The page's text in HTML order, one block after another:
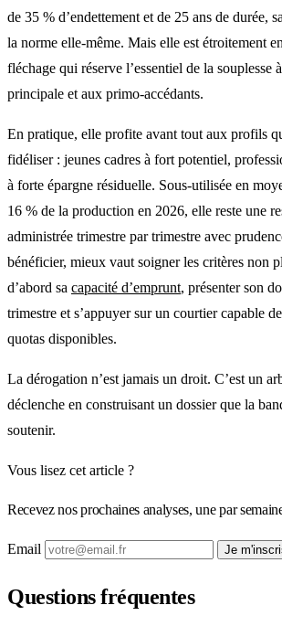
de 35 % d’endettement et de 25 ans de durée,
la norme elle-même. Mais elle est étroitement
fléchage qui réserve l’essentiel de la souplesse
principale et aux primo-accédants.
En pratique, elle profite avant tout aux profils
fidéliser : jeunes cadres à fort potentiel,
à forte épargne résiduelle. Sous-utilisée en
16 % de la production en 2026, elle reste une
administrée trimestre par trimestre avec
bénéficier, mieux vaut soigner les critères non
d’abord sa capacité d’emprunt, présenter son
trimestre et s’appuyer sur un courtier capable
quotas disponibles.
La dérogation n’est jamais un droit. C’est un
déclenche en construisant un dossier que la
soutenir.
Vous lisez cet article ?
Recevez nos prochaines analyses, une par
Email Je
Questions fréquentes